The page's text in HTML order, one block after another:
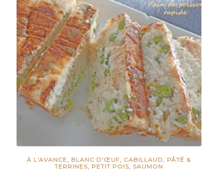
À L'AVANCE, BLANC D'ŒUF, CABILLAUD, PÂTÉ &
TERRINES, PETIT POIS, SAUMON